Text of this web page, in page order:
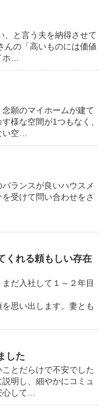
、と言う夫を納得させて
んの「高いものには価値
…
願のマイホームが建て
様な空間が1つもなく、
空…
ランスが良いハウスメ
受けて問い合わせをさ
くれる頼もしい存在
だ入社して１～２年目
思い出します。妻とも
した
とだらけで不安でした
明し、細やかにコミュ
して…